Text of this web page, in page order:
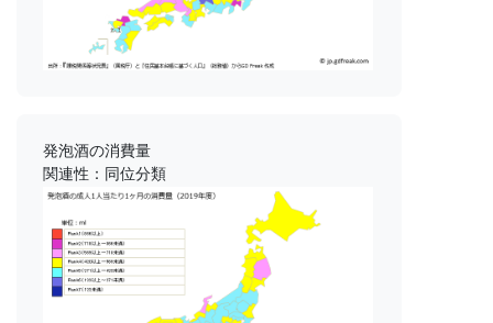
発泡酒の消費量
関連性：同位分類